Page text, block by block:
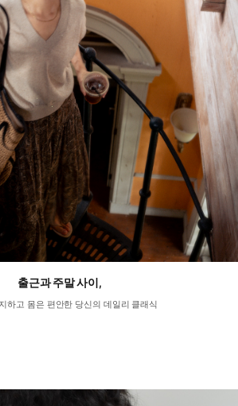
출근과 주말 사이,
하고 몸은 편안한 당신의 데일리 클래식